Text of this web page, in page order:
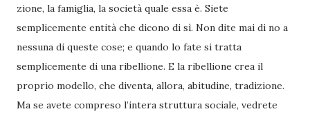
zione, la famiglia, la società quale essa è. Siete
semplicemente entità che dicono di sì. Non dite mai di no a
nessuna di queste cose; e quando lo fate si tratta
semplicemente di una ribellio­ne. E la ribellione crea il
proprio modello, che diventa, allora, abitudine, tradizione.
Ma se avete compreso l’intera struttura sociale, vedrete